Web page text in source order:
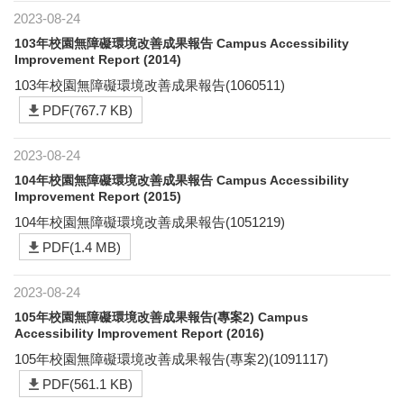
2023-08-24
103年校園無障礙環境改善成果報告 Campus Accessibility
Improvement Report (2014)
103年校園無障礙環境改善成果報告(1060511)
PDF(767.7 KB)
2023-08-24
104年校園無障礙環境改善成果報告 Campus Accessibility
Improvement Report (2015)
104年校園無障礙環境改善成果報告(1051219)
PDF(1.4 MB)
2023-08-24
105年校園無障礙環境改善成果報告(專案2) Campus
Accessibility Improvement Report (2016)
105年校園無障礙環境改善成果報告(專案2)(1091117)
PDF(561.1 KB)